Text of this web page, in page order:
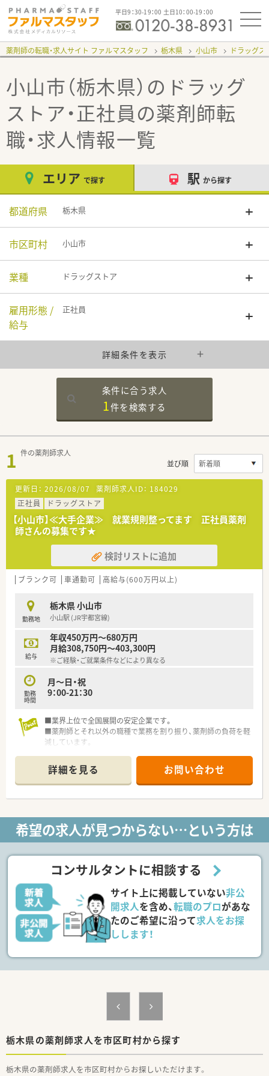
平日9：30-19：00 土日10：00-19：00
薬剤師の転職・求人サイト ファルマスタッフ 栃木県 小山市 ドラッグス
小山市（栃木県）のドラッグ
ストア・正社員の薬剤師転
職・求人情報一覧
エリア で探す 駅 から探す
都道府県 栃木県
市区町村 小山市
業種 ドラッグストア
雇用形態 /
給与
正社員
詳細条件を表示
条件に合う求人
1件を検索する
1 件の薬剤師求人
並び順
更新日： 2026/08/07 薬剤師求人ID： 184029
正社員
ドラッグストア
【小山市】≪大手企業≫ 就業規則整ってます 正社員薬剤
師さんの募集です★
検討リストに追加
ブランク可 車通勤可 高給与(600万円以上)
勤務地
栃木県 小山市
小山駅 (JR宇都宮線)
給与
年収450万円～680万円
月給308,750円～403,300円
※ご経験・ご就業条件などにより異なる
勤務
時間
月～日・祝
9：00-21：30
■業界上位で全国展開の安定企業です。
■薬剤師とそれ以外の職種で業務を割り振り、薬剤師の負荷を軽
減しています。
集中することで
専門性を十分に発揮することができます。
詳細を見る お問い合わせ
希望の求人が見つからない…という方は
コンサルタントに相談する
サイト上に掲載していない非公
開求人を含め、転職のプロがあな
たのご希望に沿って求人をお探
しします！
栃木県の薬剤師求人を市区町村から探す
栃木県の薬剤師求人を市区町村からお探しいただけます。